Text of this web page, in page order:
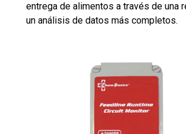
entrega de alimentos a través de una
un análisis de datos más completos.